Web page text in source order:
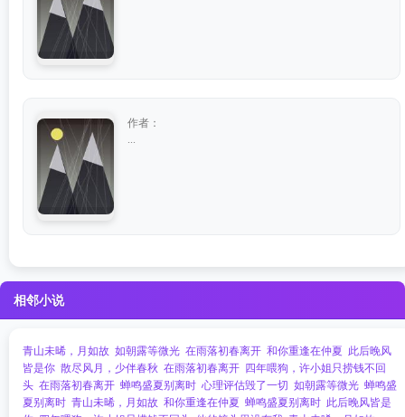
作者：
相邻小说
青山未晞，月如故 如朝露等微光 在雨落初春离开 和你重逢在仲夏 此后晚风
皆是你 散尽风月，少伴春秋 在雨落初春离开 四年喂狗，许小姐只捞钱不回
头 在雨落初春离开 蝉鸣盛夏别离时 心理评估毁了一切 如朝露等微光 蝉鸣盛
夏别离时 青山未晞，月如故 和你重逢在仲夏 蝉鸣盛夏别离时 此后晚风皆是